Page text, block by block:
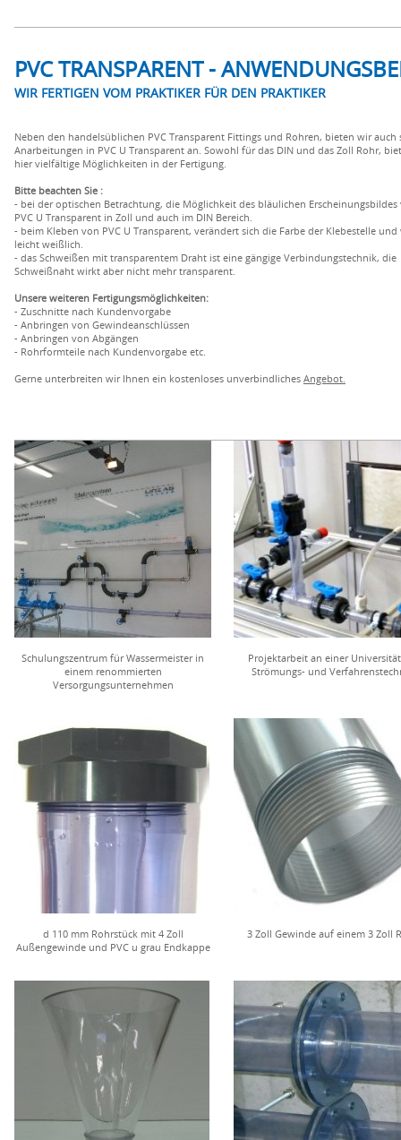
PVC TRANSPARENT -
WIR FERTIGEN VOM PRAKTIKER FÜR DEN PRAKTIKER
Neben den handelsüblichen PVC Transparent Fittings und Rohren, bieten wir auch
Anarbeitungen in PVC U Transparent an. Sowohl für das DIN und das Zoll Rohr,
hier vielfältige Möglichkeiten in der Fertigung.
Bitte beachten Sie :
- bei der optischen Betrachtung, die Möglichkeit des bläulichen Erscheinungsbildes
PVC U Transparent in Zoll und auch im DIN Bereich.
- beim Kleben von PVC U Transparent, verändert sich die Farbe der Klebestelle
leicht weißlich.
- das Schweißen mit transparentem Draht ist eine gängige Verbindungstechnik, die
Schweißnaht wirkt aber nicht mehr transparent.
Unsere weiteren Fertigungsmöglichkeiten:
- Zuschnitte nach Kundenvorgabe
- Anbringen von Gewindeanschlüssen
- Anbringen von Abgängen
- Rohrformteile nach Kundenvorgabe etc.
Gerne unterbreiten wir Ihnen ein kostenloses unverbindliches Angebot.
Schulungszentrum für Wassermeister in
einem renommierten
Versorgungsunternehmen
Projektarbeit an einer
Strömungs- und
d 110 mm Rohrstück mit 4 Zoll
Außengewinde und PVC u grau Endkappe
3 Zoll Gewinde auf einem 3 Zoll